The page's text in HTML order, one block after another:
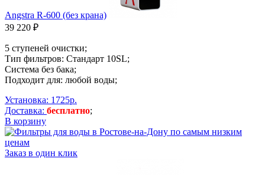
Angstra R-600 (без крана)
39 220 ₽
5 ступеней очистки;
Тип фильтров: Стандарт 10SL;
Система без бака;
Подходит для: любой воды;
Установка: 1725р.
Доставка: бесплатно;
В корзину
Заказ в один клик